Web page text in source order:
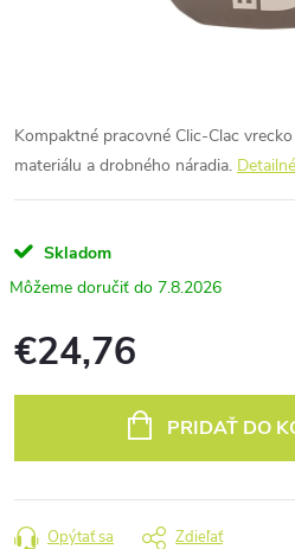
Kompaktné pracovné Clic-Clac
materiálu a drobného náradia.
Skladom
7.8.2026
€24,76
PRIDAŤ DO
Opýtať sa Zdieľať